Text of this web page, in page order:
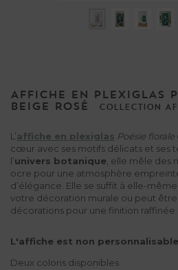
AFFICHE EN PLEXIGLAS
BEIGE ROSÉ
COLLECTION
L’affiche en plexiglas Poésie florale
cœur avec ses motifs délicats et ses
l’univers botanique , elle mêle des
ocre pour une atmosphère
d’élégance. Elle se suffit à elle-
votre décoration murale ou peut être
décorations pour une finition raffinée.
L'affiche est non
Deux coloris disponibles :